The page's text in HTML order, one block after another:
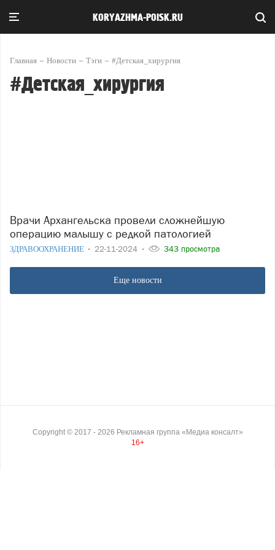
KORYAZHMA-POISK.RU
Главная Новости Тэги #Детская_хирургия
#Детская_хирургия
Врачи Архангельска провели сложнейшую
операцию малышу с редкой патологией
ЗДРАВООХРАНЕНИЕ 22-11-2024 343 просмотра
Еще новости
Copyright © 2017 - 2026 Рекламная группа «Медиа консалт»
16+